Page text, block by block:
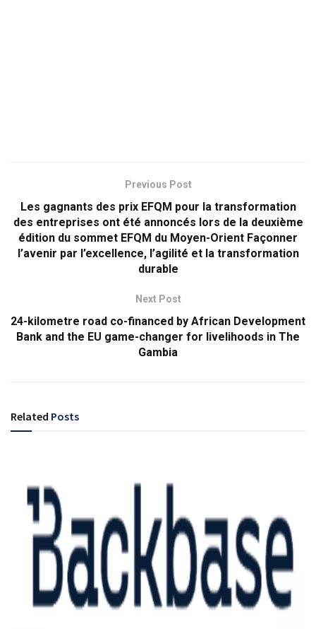
Previous Post
Les gagnants des prix EFQM pour la transformation
des entreprises ont été annoncés lors de la deuxième
édition du sommet EFQM du Moyen-Orient Façonner
l’avenir par l’excellence, l’agilité et la transformation
durable
Next Post
24-kilometre road co-financed by African Development
Bank and the EU game-changer for livelihoods in The
Gambia
Related Posts